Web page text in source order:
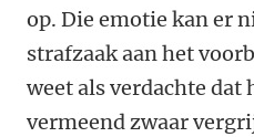
op. Die emotie kan er
strafzaak aan het
weet als verdachte dat
vermeend zwaar